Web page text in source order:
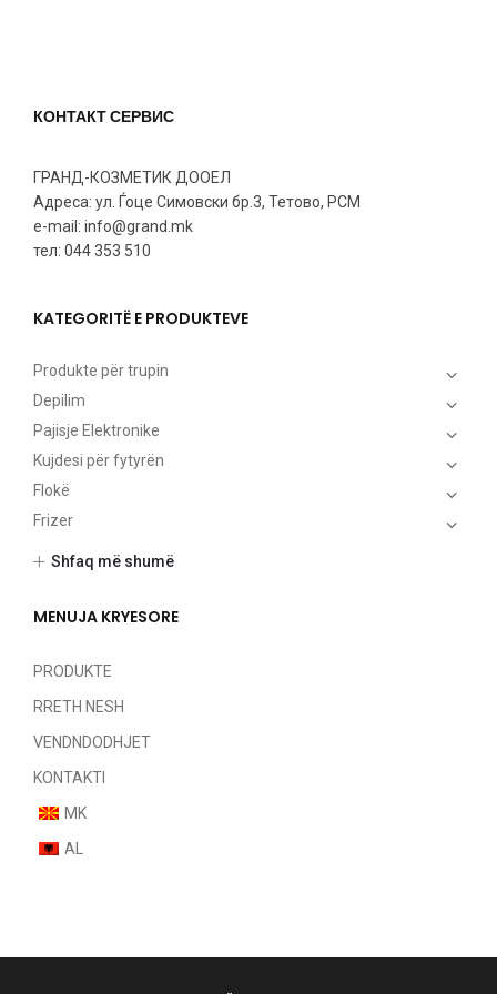
КОНТАКТ СЕРВИС
ГРАНД-КОЗМЕТИК ДООЕЛ
Адреса: ул. Ѓоце Симовски бр.3, Тетово, РСМ
e-mail: info@grand.mk
тел: 044 353 510
KATEGORITË E PRODUKTEVE
Produkte për trupin
Depilim
Pajisje Elektronike
Kujdesi për fytyrën
Flokë
Frizer
Makijazh
Parfumë
Meshkuj
Sets
Shfaq më shumë
MENUJA KRYESORE
PRODUKTE
RRETH NESH
VENDNDODHJET
KONTAKTI
MK
AL